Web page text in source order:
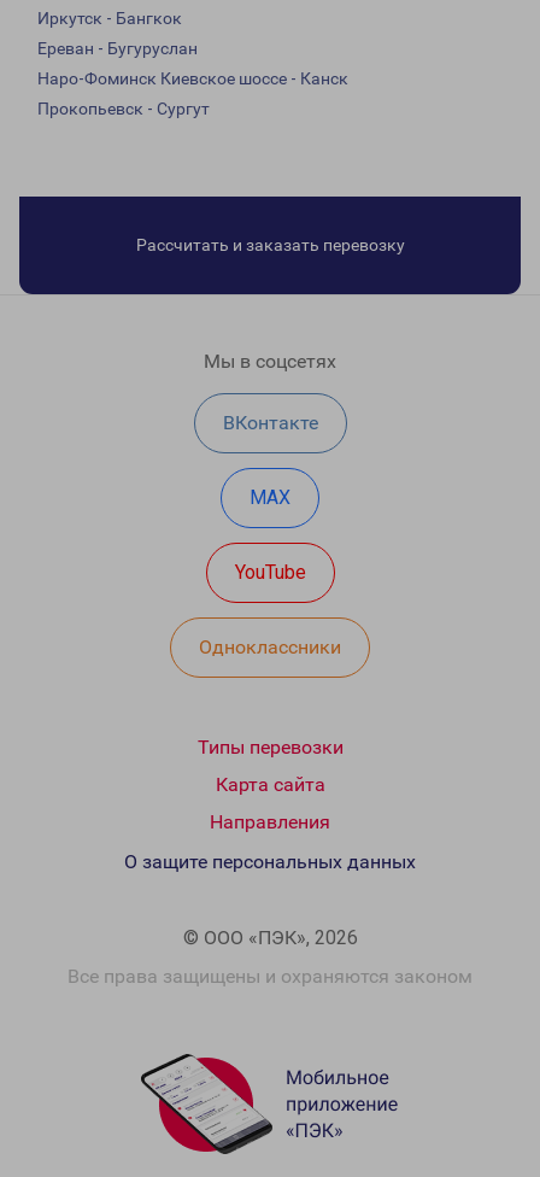
Иркутск - Бангкок
Ереван - Бугуруслан
Наро-Фоминск Киевское шоссе - Канск
Прокопьевск - Сургут
Рассчитать и заказать перевозку
Мы в соцсетях
ВКонтакте
MAX
YouTube
Одноклассники
Типы перевозки
Карта сайта
Направления
© ООО «ПЭК», 2026
Все права защищены и охраняются законом
О защите персональных данных